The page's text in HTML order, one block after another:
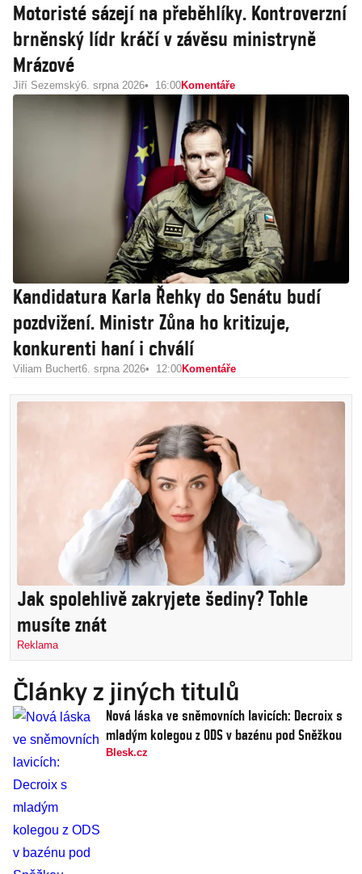
Motoristé sázejí na přeběhlíky. Kontroverzní
brněnský lídr kráčí v závěsu ministryně
Mrázové
Jiří Sezemský6. srpna 2026 16:00Komentáře
Kandidatura Karla Řehky do Senátu budí
pozdvižení. Ministr Zůna ho kritizuje,
konkurenti haní i chválí
Viliam Buchert6. srpna 2026 12:00Komentáře
Jak spolehlivě zakryjete šediny? Tohle
musíte znát
Reklama
Články z jiných titulů
Nová láska ve sněmovních lavicích: Decroix s
mladým kolegou z ODS v bazénu pod Sněžkou
Blesk.cz